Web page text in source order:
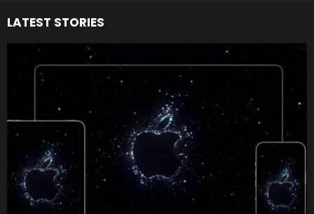
LATEST STORIES